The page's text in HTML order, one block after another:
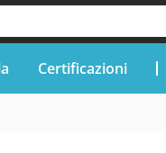
Certificazioni